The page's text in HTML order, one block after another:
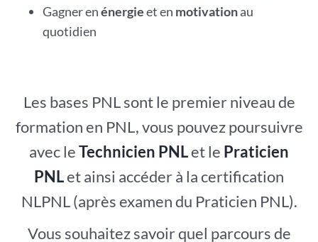
Gagner enénergieet en motivationau
quotidien
Les bases PNL sont le premier niveau de
formation en PNL, vous pouvez poursuivre
avec leTechnicien PNLet le Praticien
PNLet ainsi accéder à la certification
NLPNL (après examen du Praticien PNL).
Vous souhaitez savoir quel parcours de